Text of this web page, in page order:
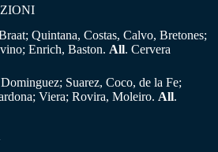
Quintana, Costas, Calvo, Bretones;
Enrich, Baston. All. Cervera
Suarez, Coco, de la Fe;
Viera; Rovira, Moleiro. All.